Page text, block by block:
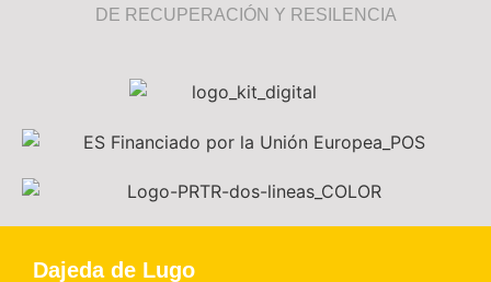
DE RECUPERACIÓN Y RESILENCIA
Dajeda de Lugo